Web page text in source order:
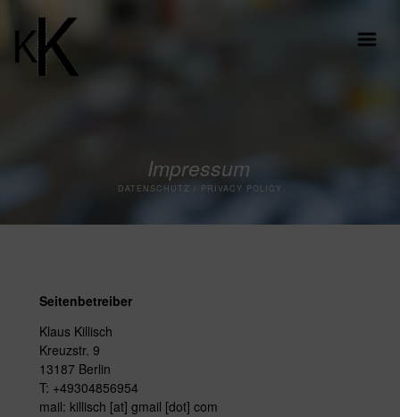
Impressum
DATENSCHUTZ / PRIVACY POLICY
Seitenbetreiber
Klaus Killisch
Kreuzstr. 9
13187 Berlin
T: +49304856954
mail: killisch [at] gmail [dot] com